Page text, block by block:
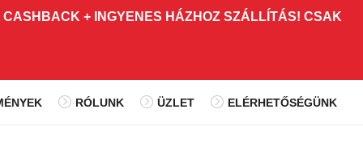
+ INGYENES HÁZHOZ SZÁLLÍTÁS! CSAK
RÓLUNK ÜZLET ELÉRHETŐSÉGÜNK